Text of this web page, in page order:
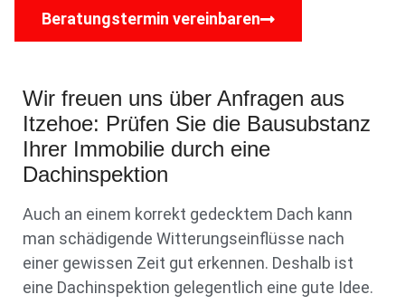
Beratungstermin vereinbaren
Wir freuen uns über Anfragen aus
Itzehoe: Prüfen Sie die Bausubstanz
Ihrer Immobilie durch eine
Dachinspektion
Auch an einem korrekt gedecktem Dach kann
man schädigende Witterungseinflüsse nach
einer gewissen Zeit gut erkennen. Deshalb ist
eine Dachinspektion gelegentlich eine gute Idee.